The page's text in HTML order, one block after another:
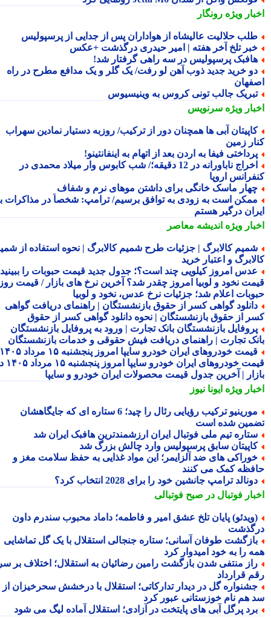
ویژهرونگار
حلالیت عالیشاه از هواداران پس از جدایی از پرسپولیس
تلخ آخر هفته | امیر حیدری درگذشت +عکس
پرسپولیس در سه راهی گرفتار شد!
خرید جدید ذوب آهن لو رفت/ یک گلر و یک مدافع مطرح در راه
جالب تونی کروس به وینیسیوس
ویژهسرنویس
آبی ها همچنان دور از ترکیب/ روزبه دستیار نمادین سهراب
زمین
فیفا به اردن بعد از اتهام به اینفانتینو!
اخراج ناباورانه در 12 دقیقه؛/ شب کابوس وار میلاد محمدی در
اروپا
ماسک خانگی برای داشتن موهای نرم و شفاف
است به زودی به توافق برسیم/ ترامپ: شخصاً در مذاکرات با
درگیر هستم
ویژهاندیشه معاصر
کالابرگ | جزئیات طرح شمیم کالابرگ | نحوه استفاده از شمیم
و اعتبار خرید
امروز کیلویی چند است؟؛ جدول جدید قیمت حبوبات را ببینید /
نخود و لوبیا امروز چقدر شد؟ آخرین نرخ های بازار / قیمت روز
اعلام شد؛ جزئیات نرخ عدس، نخود و لوبیا
گواهی کسر از حقوق بازنشستگان | راهنمای دریافت گواهی
از حقوق بازنشستگان | نحوه دانلود گواهی کسر از حقوق
بازنشستگان بانک تجارت | ورود به پروفایل بازنشستگان
تجارت | راهنمای دریافت فیش حقوقی و خدمات بازنشستگان
قیمت خودروهای ایران خودرو سایپا امروز پنجشنبه ۱۵ مرداد ۱۴۰۵ |
قیمت خودروهای ایران خودرو سایپا امروز پنجشنبه ۱۵ مرداد ۱۴۰۵ در
| آخرین جدول قیمت محصولات ایران خودرو و سایپا
ویژهایونا نیوز
مورینیو ترکیب رؤیایی رئال را چید؛ 6 ستاره ای که جایگاهشان
شده است
تیم ملی فوتبال ایران ارزشمندترین هافبک ایران شد
سابق پرسپولیس وارد چالش بزرگ شد
های ضد آلزایمر؛ این مواد غذایی به حفظ سلامت مغز و
کمک می کنند
ترامپ جانشین خود را برای 2028 انتخاب کرد؟
فوتبال در صبح فوتبالی
پایان تلخ عشق امیر و فاطمه؛ داماد محبوب سندرم داون
طوفان آسانی؛ ستاره جنجالی استقلال با یک گل تماشایی
را به خود امیدوار کرد
منتفی شدن بازگشت رامین رضائیان به استقلال؛ اختلاف بر سر
قرارداد
گل در دیدار تدارکاتی؛ استقلال با درخشش سحرخیزان از
هم نام خوزستانی عبور کرد
پرگل آبی های پایتخت در آزادی؛ استقلال آماده لیگ می شود